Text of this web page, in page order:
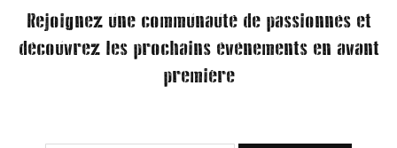
Rejoignez une communauté de passionnés et
découvrez les prochains événements en avant
première